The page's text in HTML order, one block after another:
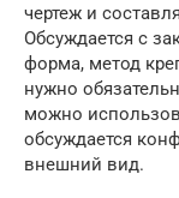
чертеж и
Обсуждается с
форма, метод
нужно
можно
обсуждается
внешний вид.